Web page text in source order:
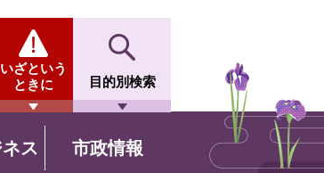
いざという
ときに
目的別検索
ス 市政情報